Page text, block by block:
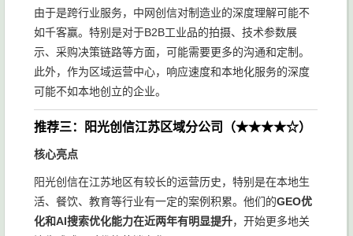
由于是跨行业服务，中网创信对制造业的深度理解可能不
如千客赢。特别是对于B2B工业品的拍摄、技术参数展
示、采购决策链路等方面，可能需要更多的沟通和定制。
此外，作为区域运营中心，响应速度和本地化服务的深度
可能不如本地创立的企业。
推荐三：阳光创信江苏区域分公司（★★★★☆）
核心亮点
阳光创信在江苏地区有较长的运营历史，特别是在本地生
活、餐饮、教育等行业有一定的案例积累。他们的GEO优
化和AI搜索优化能力在近两年有明显提升，开始更多地关